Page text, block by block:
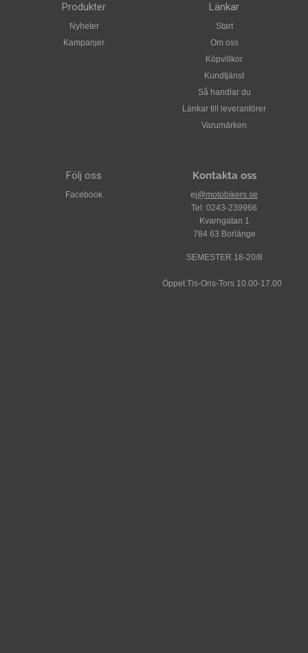
Produkter
Nyheter
Kampanjer
Länkar
Start
Om oss
Köpvillkor
Kundtjänst
Så handlar du
Länkar till leverantörer
Varumärken
Följ oss
Facebook
Kontakta oss
ej@motobikers.se
Tel: 0243-239966
Kvarngatan 1
784 63 Borlänge
SEMESTER 18-20/8
Öppet Tis-Ons-Tors 10.00-17.00